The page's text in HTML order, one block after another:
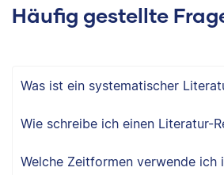
Häufig gestellte
Was ist ein systematischer
Wie schreibe ich einen Literatur-
Welche Zeitformen verwende ich